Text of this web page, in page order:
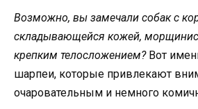
Возможно, вы замечали собак с
складывающейся кожей,
крепким телосложением?Вот
шарпеи, которые привлекают
очаровательным и немного